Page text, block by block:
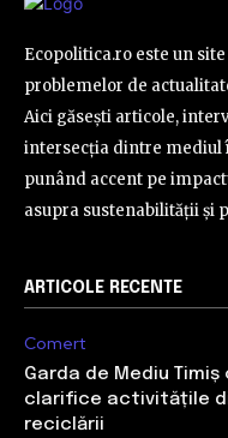
Ecopolitica.ro este un
problemelor de
Aici găsești articole,
intersecția dintre mediul
punând accent pe
asupra sustenabilității și
ARTICOLE RECENTE
Comert
Garda de Mediu Timiș
clarifice activitățile
reciclării